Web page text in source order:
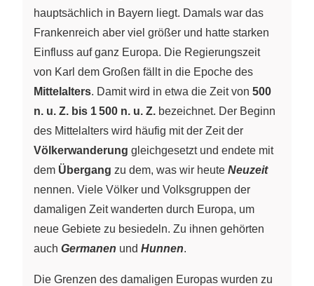
hauptsächlich in Bayern liegt. Damals war das
Frankenreich aber viel größer und hatte starken
Einfluss auf ganz Europa. Die Regierungszeit
von Karl dem Großen fällt in die Epoche des
Mittelalters. Damit wird in etwa die Zeit von 500
n. u. Z. bis 1 500 n. u. Z. bezeichnet. Der Beginn
des Mittelalters wird häufig mit der Zeit der
Völkerwanderung gleichgesetzt und endete mit
dem Übergang zu dem, was wir heute Neuzeit
nennen. Viele Völker und Volksgruppen der
damaligen Zeit wanderten durch Europa, um
neue Gebiete zu besiedeln. Zu ihnen gehörten
auch Germanen und Hunnen.
Die Grenzen des damaligen Europas wurden zu